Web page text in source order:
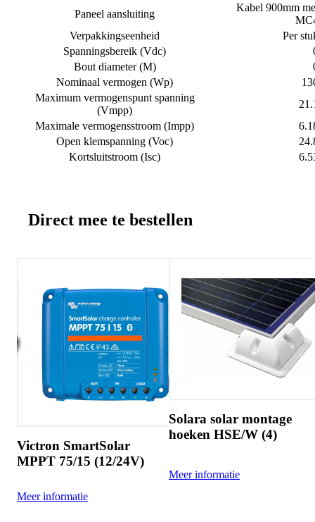
Paneel aansluiting
Kabel 900mm
Verpakkingseenheid
Per
Spanningsbereik (Vdc)
Bout diameter (M)
Nominaal vermogen (Wp)
Maximum vermogenspunt spanning
(Vmpp)
Maximale vermogensstroom (Impp)
Open klemspanning (Voc)
Kortsluitstroom (Isc)
Direct mee te bestellen
Victron SmartSolar
MPPT 75/15 (12/24V)
Meer informatie
Solara solar montage
hoeken HSE/W (4)
Meer informatie